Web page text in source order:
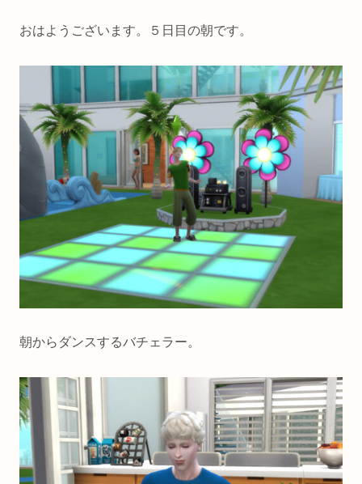
おはようございます。５日目の朝です。
朝からダンスするバチェラー。